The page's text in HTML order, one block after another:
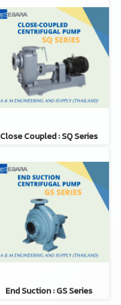
Close Coupled : SQ Series
End Suction : GS Series